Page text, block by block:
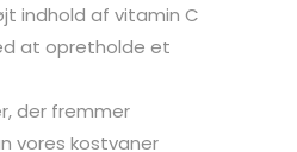
indhold af vitamin C
at opretholde et
der fremmer
vores kostvaner